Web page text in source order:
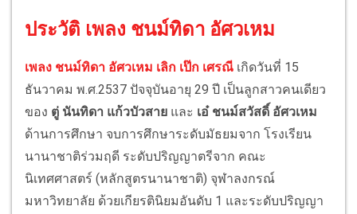
ประวัติ เพลง ชนม์ทิดา อัศวเหม
เพลง ชนม์ทิดา อัศวเหม เลิก เป๊ก เศรณี เกิดวันที่ 15
ธันวาคม พ.ศ.2537 ปัจจุบันอายุ 29 ปี เป็นลูกสาวคนเดียว
ของ ตู่ นันทิดา แก้วบัวสาย และ เอ๋ ชนม์สวัสดิ์ อัศวเหม
ด้านการศึกษา จบการศึกษาระดับมัธยมจาก โรงเรียน
นานาชาติร่วมฤดี ระดับปริญญาตรีจาก คณะ
นิเทศศาสตร์ (หลักสูตรนานาชาติ) จุฬาลงกรณ์
มหาวิทยาลัย ด้วยเกียรตินิยมอันดับ 1 และระดับปริญญา